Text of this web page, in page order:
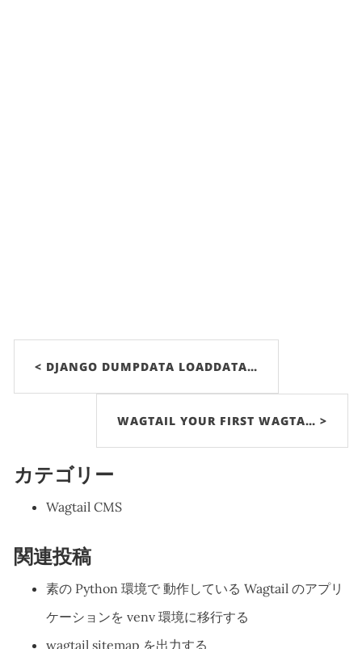
< DJANGO DUMPDATA LOADDATA…
WAGTAIL YOUR FIRST WAGTA… >
カテゴリー
Wagtail CMS
関連投稿
素の Python 環境で 動作している Wagtail のアプリ
ケーションを venv 環境に移行する
wagtail sitemap を出力する